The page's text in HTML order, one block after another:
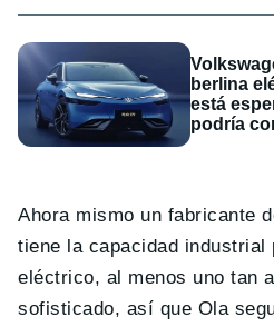
berlina
está
podría
Ahora mismo un fabricante
tiene la capacidad industrial
eléctrico, al menos uno tan
sofisticado, así que Ola